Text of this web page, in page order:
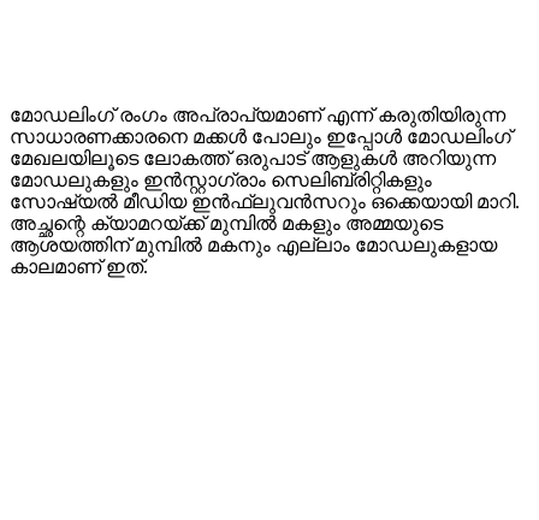
മോഡലിംഗ് രംഗം അപ്രാപ്യമാണ് എന്ന് കരുതിയിരുന്ന
സാധാരണക്കാരനെ മക്കൾ പോലും ഇപ്പോൾ മോഡലിംഗ്
മേഖലയിലൂടെ ലോകത്ത് ഒരുപാട് ആളുകൾ അറിയുന്ന
മോഡലുകളും ഇൻസ്റ്റാഗ്രാം സെലിബ്രിറ്റികളും
സോഷ്യൽ മീഡിയ ഇൻഫ്ലുവൻസറും ഒക്കെയായി മാറി.
അച്ഛന്റെ ക്യാമറയ്ക്ക് മുമ്പിൽ മകളും അമ്മയുടെ
ആശയത്തിന് മുമ്പിൽ മകനും എല്ലാം മോഡലുകളായ
കാലമാണ് ഇത്.